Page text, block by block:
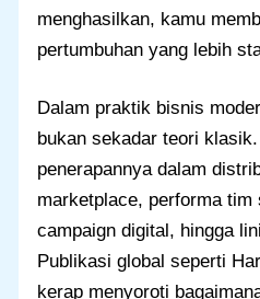
menghasilkan, kamu
pertumbuhan yang lebih
Dalam praktik bisnis
bukan sekadar teori
penerapannya dalam
marketplace, performa
campaign digital, hingga
Publikasi global seperti
kerap menyoroti